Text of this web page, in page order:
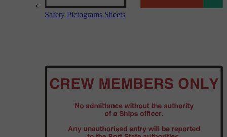
Safety Pictograms Sheets